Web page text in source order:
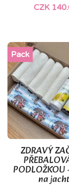
CZK
ZDRAVÝ
na
Pack